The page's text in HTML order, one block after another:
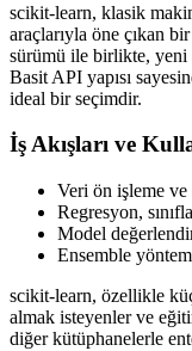
scikit-learn, klasik
araçlarıyla öne çıkan
sürümü ile birlikte,
Basit API yapısı
ideal bir seçimdir.
İş Akışları ve
Veri ön işleme
Regresyon,
Model
Ensemble
scikit-learn, özellikle
almak isteyenler ve
diğer kütüphanelerle